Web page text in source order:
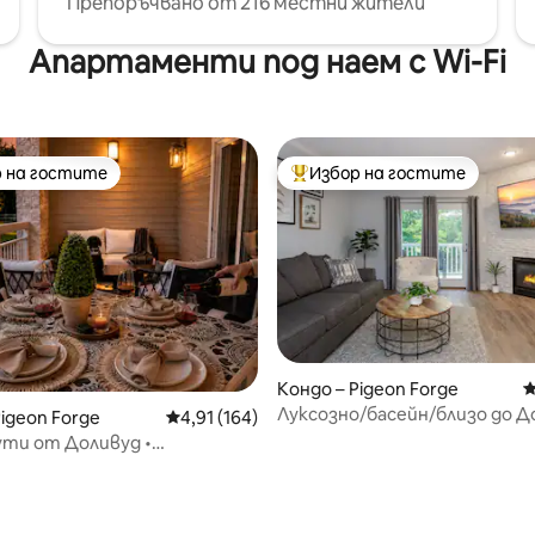
Апартаменти под наем с Wi-Fi
5, 132 отзива
избор на гостите
на гостите
Forge Средна оценка: 4,91 от 5, 164 отзива
4,91 (164)
от Доливуд •
Най-популярен избор на
Избор на гостите
Кондо – Pigeon Forge
Луксозно/басейн/близо до